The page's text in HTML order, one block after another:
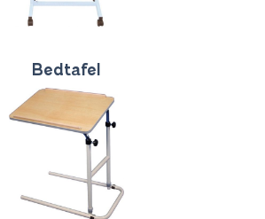
Bedtafel